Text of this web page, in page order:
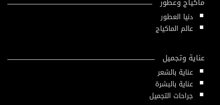
دنيا العطور
عالم الماكياج
عناية وتجميل
عناية بالشعر
عناية بالبشرة
جراحات التجميل